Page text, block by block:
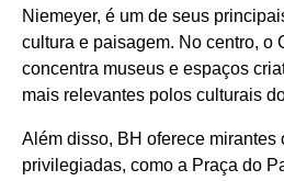
Niemeyer, é um de seus
cultura e paisagem. No centro, o
concentra museus e espaços
mais relevantes polos culturais
Além disso, BH oferece mirantes
privilegiadas, como a Praça do